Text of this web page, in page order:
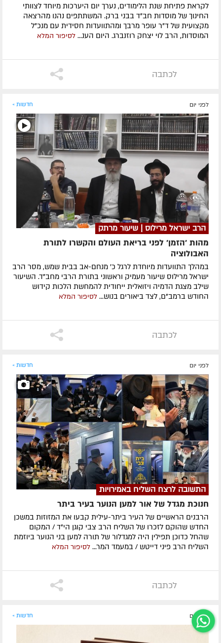
לקראת פתיחת שנת הלימודים, נערך יום היערכות מיוחד לצוותי
החינוך של מוסדות חב"ד בבני ברק. המשתתפים נהנו מהרצאה
מקצועית של ד"ר עופר מרבך ומהתוועדות חסידית עם מנכ"ל
המוסדות, הרב לוי יצחק רוזנברג. היום הענ... לסיפור המלא
לכתבה
לפני יום חדשות »
הרב ישראל מרילוס | שיעור מרתק
מהות 'הזמן' לפני בריאת העולם והקשרו לתורת
האבולוציה
במהלך התוועדות מיוחדת לרגל כ' מנחם-אב בבית שמש, מסר הרב
ישראל מרילוס שיעור מעמיק וראשוני בתורת הרבי מחב"ד. השיעור
שילב מצגת הדמיה ויזואלית ייחודית להמחשת הלכות קידוש
החודש ברמב"ם, לצד ביאורים בנוש... לסיפור המלא
לכתבה
לפני יום חדשות »
התשובה לרצח השליח באמירויות
חנוכת מגדל של אור למען הנוער בעיר ביתר
הרבנים הראשיים של העיר ביתר-עילית קבעו את המזוזות במשכן
החדש שהוקם לזכרו של השליח הרב צבי קוגן הי"ד / המקום
שהחל כדוכן תפילין היה למגדלור של תורה למען בני הנוער ביוזמת
השליח הרב פיני דייטש / במעמד המר... לסיפור המלא
לכתבה
לפני יום חדשות »